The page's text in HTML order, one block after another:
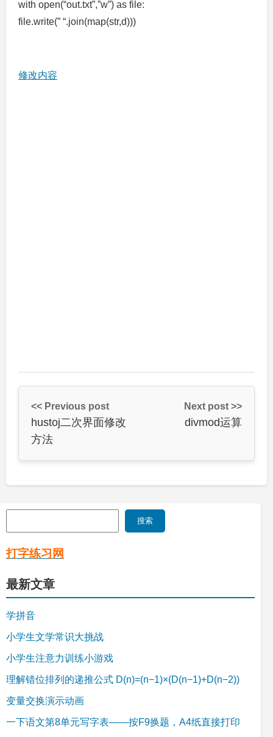
with open(“out.txt”,”w”) as file:
file.write(” “.join(map(str,d)))
修改内容
<< Previous post
hustoj二次界面修改
方法
Next post >>
divmod运算
索
搜索
打字练习网
最新文章
学拼音
小学生文学常识大挑战
小学生注意力训练小游戏
理解错位排列的递推公式 D(n)=(n−1)×(D(n−1)+D(n−2))
变量交换演示动画
一下语文第8单元写字表——按F9换题，A4纸直接打印